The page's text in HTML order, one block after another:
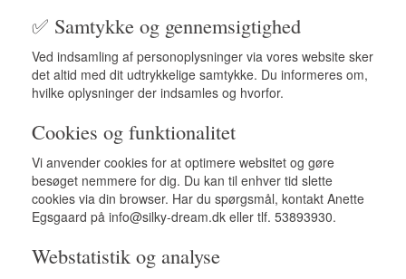
✅ Samtykke og gennemsigtighed
Ved indsamling af personoplysninger via vores website sker
det altid med dit udtrykkelige samtykke. Du informeres om,
hvilke oplysninger der indsamles og hvorfor.
Cookies og funktionalitet
Vi anvender cookies for at optimere websitet og gøre
besøget nemmere for dig. Du kan til enhver tid slette
cookies via din browser. Har du spørgsmål, kontakt Anette
Egsgaard på info@silky-dream.dk eller tlf. 53893930.
Webstatistik og analyse